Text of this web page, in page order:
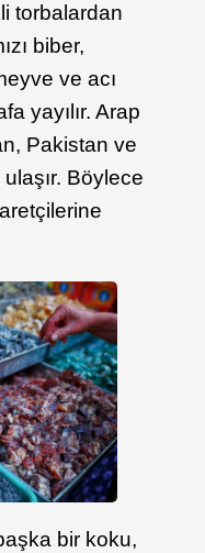
torbalardan
biber,
ve acı
yayılır. Arap
Pakistan ve
Böylece
bir koku,